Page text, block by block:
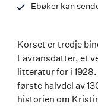
Ebøker kan
Korset er tredje
Lavransdatter, et
litteratur for i
første halvdel av
historien om